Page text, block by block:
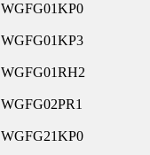
WGFG01KP0
WGFG01KP3
WGFG01RH2
WGFG02PR1
WGFG21KP0